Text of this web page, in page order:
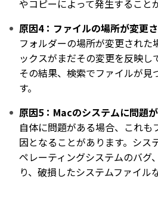
やコピーによって発生すること
原因4：ファイルの場所が変更
フォルダーの場所が変更され
ックスがまだその変更を反映し
その結果、検索でファイルが見
す。
原因5：Macのシステムに問題が
自体に問題がある場合、これ
因となることがあります。シス
ペレーティングシステムのバグ
り、破損したシステムファイル